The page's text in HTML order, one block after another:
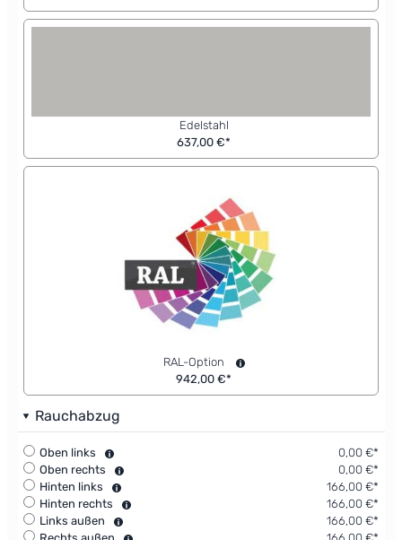
Edelstahl
637,00 €*
RAL-Option
942,00 €*
Rauchabzug
Oben links
0,00 €*
Oben rechts
0,00 €*
Hinten links
166,00 €*
Hinten rechts
166,00 €*
Links außen
166,00 €*